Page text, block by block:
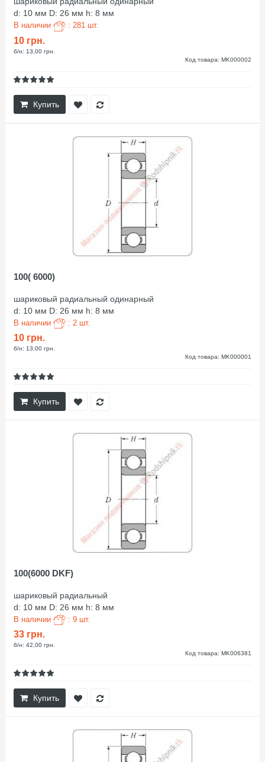
d: 10 мм D: 26 мм h: 8 мм
В наличии : 281 шт.
10 грн.
б/н: 13,00 грн.
Код товара: MK000002
Купить
100( 6000)
шариковый радиальный одинарный
d: 10 мм D: 26 мм h: 8 мм
В наличии : 2 шт.
10 грн.
б/н: 13,00 грн.
Код товара: MK000001
Купить
100(6000 DKF)
шариковый радиальный
d: 10 мм D: 26 мм h: 8 мм
В наличии : 9 шт.
33 грн.
б/н: 42,00 грн.
Код товара: MK006381
Купить